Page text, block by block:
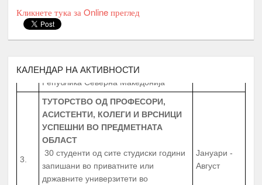
Кликнете тука за Online преглед
КАЛЕНДАР НА АКТИВНОСТИ
ДОКАЖАНИ ВО СВОЈАТА ОБЛАСТ
10 Ментори,
државните универзитети во
Република Северна Македонија
Јуни
ТУТОРСТВО ОД ПРОФЕСОРИ,
АСИСТЕНТИ, КОЛЕГИ И ВРСНИЦИ
УСПЕШНИ ВО ПРЕДМЕТНАТА
ОБЛАСТ
30 студенти од сите студиски години
запишани во приватните или
државните универзитети во
Република Северна Македонија,
Август